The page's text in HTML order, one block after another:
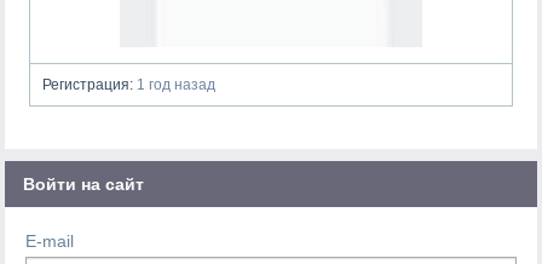
Регистрация: 1 год назад
Войти на сайт
E-mail